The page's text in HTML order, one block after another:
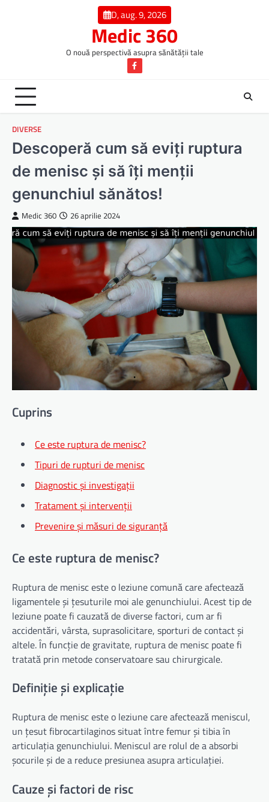
D, aug. 9, 2026
Medic 360
O nouă perspectivă asupra sănătății tale
Facebook
DIVERSE
Descoperă cum să eviți ruptura
de menisc și să îți menții
genunchiul sănătos!
Medic 360 26 aprilie 2024
Cuprins
Ce este ruptura de menisc?
Tipuri de rupturi de menisc
Diagnostic și investigații
Tratament și intervenții
Prevenire și măsuri de siguranță
Ce este ruptura de menisc?
Ruptura de menisc este o leziune comună care afectează
ligamentele și țesuturile moi ale genunchiului. Acest tip de
leziune poate fi cauzată de diverse factori, cum ar fi
accidentări, vârsta, suprasolicitare, sporturi de contact și
altele. În funcție de gravitate, ruptura de menisc poate fi
tratată prin metode conservatoare sau chirurgicale.
Definiție și explicație
Ruptura de menisc este o leziune care afectează meniscul,
un țesut fibrocartilaginos situat între femur și tibia în
articulația genunchiului. Meniscul are rolul de a absorbi
șocurile și de a reduce presiunea asupra articulației.
Cauze și factori de risc